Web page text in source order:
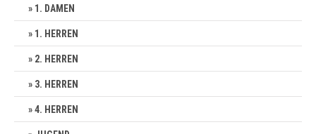
1. DAMEN
1. HERREN
2. HERREN
3. HERREN
4. HERREN